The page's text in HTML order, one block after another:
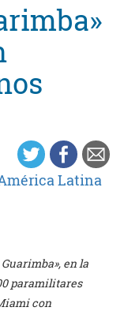
Latina
en la
paramilitares
con